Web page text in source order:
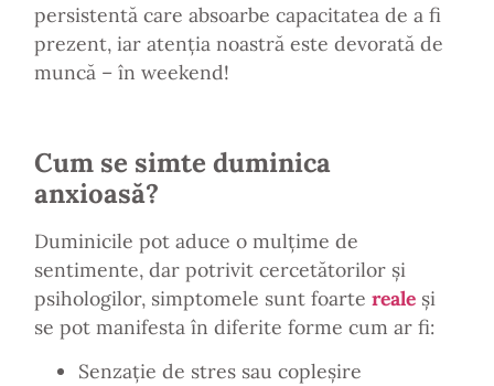
persistentă care absoarbe capacitatea de a fi
prezent, iar atenția noastră este devorată de
muncă – în weekend!
Cum se simte duminica
anxioasă?
Duminicile pot aduce o mulțime de
sentimente, dar potrivit cercetătorilor și
psihologilor, simptomele sunt foartereale și
se pot manifesta în diferite forme cum ar fi:
Senzație de stres sau copleșire